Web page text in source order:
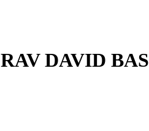
RAV DAVID